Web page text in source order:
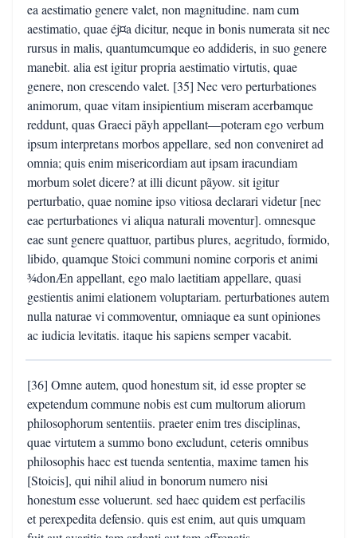
ea aestimatio genere valet, non magnitudine. nam cum
aestimatio, quae éj¤a dicitur, neque in bonis numerata sit nec
rursus in malis, quantumcumque eo addideris, in suo genere
manebit. alia est igitur propria aestimatio virtutis, quae
genere, non crescendo valet. [35] Nec vero perturbationes
animorum, quae vitam insipientium miseram acerbamque
reddunt, quas Graeci pãyh appellant—poteram ego verbum
ipsum interpretans morbos appellare, sed non conveniret ad
omnia; quis enim misericordiam aut ipsam iracundiam
morbum solet dicere? at illi dicunt pãyow. sit igitur
perturbatio, quae nomine ipso vitiosa declarari videtur [nec
eae perturbationes vi aliqua naturali moventur]. omnesque
eae sunt genere quattuor, partibus plures, aegritudo, formido,
libido, quamque Stoici communi nomine corporis et animi
¾donÆn appellant, ego malo laetitiam appellare, quasi
gestientis animi elationem voluptariam. perturbationes autem
nulla naturae vi commoventur, omniaque ea sunt opiniones
ac iudicia levitatis. itaque his sapiens semper vacabit.
[36] Omne autem, quod honestum sit, id esse propter se
expetendum commune nobis est cum multorum aliorum
philosophorum sententiis. praeter enim tres disciplinas,
quae virtutem a summo bono excludunt, ceteris omnibus
philosophis haec est tuenda sententia, maxime tamen his
[Stoicis], qui nihil aliud in bonorum numero nisi
honestum esse voluerunt. sed haec quidem est perfacilis
et perexpedita defensio. quis est enim, aut quis umquam